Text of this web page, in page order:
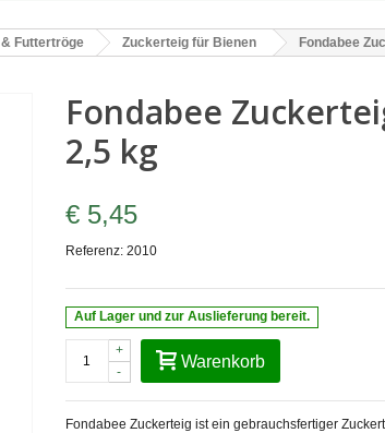
Futtertröge Zuckerteig für Bienen Fondabee
Fondabee
2,5 kg
€ 5,45
Referenz: 2010
Auf Lager und zur Auslieferung bereit.
-
+
Warenkorb
Fondabee Zuckerteig ist ein gebrauchsfertiger